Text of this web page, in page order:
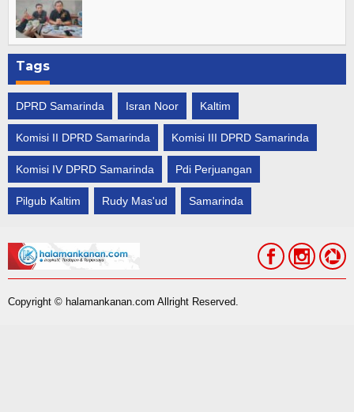
Tags
DPRD Samarinda Isran Noor Kaltim
Komisi II DPRD Samarinda Komisi III DPRD Samarinda
Komisi IV DPRD Samarinda Pdi Perjuangan
Pilgub Kaltim Rudy Mas'ud Samarinda
Copyright © halamankanan.com Allright Reserved.